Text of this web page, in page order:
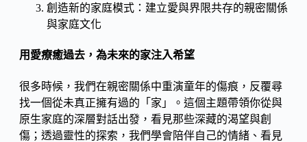
創造新的家庭模式：建立愛與界限共存的親密關係
與家庭文化
用愛療癒過去，為未來的家注入希望
很多時候，我們在親密關係中重演童年的傷痕，反覆尋
找一個從未真正擁有過的「家」。這個主題帶領你從與
原生家庭的深層對話出發，看見那些深藏的渴望與創
傷；透過靈性的探索，我們學會陪伴自己的情緒、看見